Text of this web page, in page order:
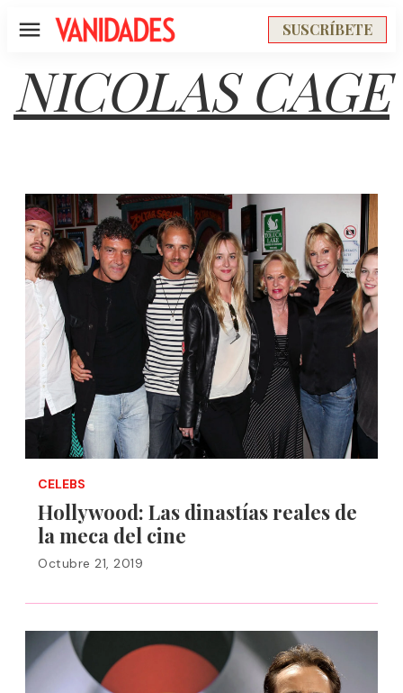
Menú SUSCRÍBETE
NICOLAS CAGE
CELEBS
Hollywood: Las dinastías reales de
la meca del cine
Octubre 21, 2019